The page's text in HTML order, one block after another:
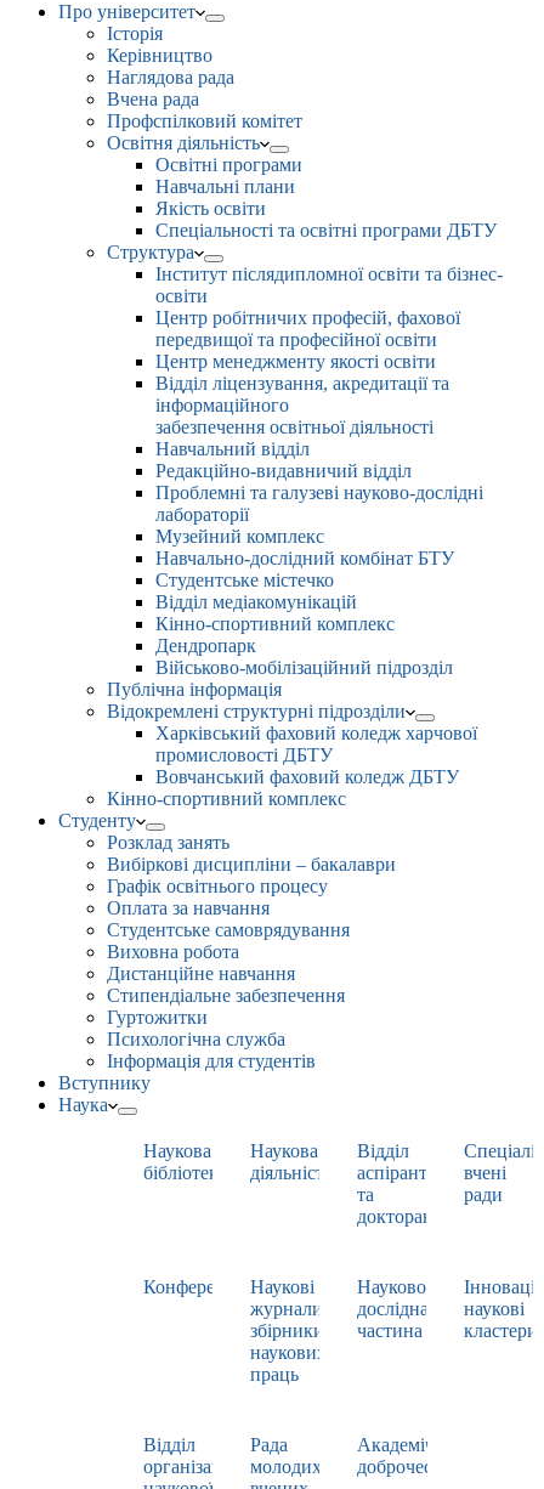
Про університет
Історія
Керівництво
Наглядова рада
Вчена рада
Профспілковий комітет
Освітня діяльність
Освітні програми
Навчальні плани
Якість освіти
Спеціальності та освітні програми ДБТУ
Структура
Інститут післядипломної освіти та бізнес-
освіти
Центр робітничих професій, фахової
передвищої та професійної освіти
Центр менеджменту якості освіти
Відділ ліцензування, акредитації та
інформаційного
забезпечення освітньої діяльності
Навчальний відділ
Редакційно-видавничий відділ
Проблемні та галузеві науково-дослідні
лабораторії
Музейний комплекс
Навчально-дослідний комбінат БТУ
Студентське містечко
Відділ медіакомунікацій
Кінно-спортивний комплекс
Дендропарк
Військово-мобілізаційний підрозділ
Публічна інформація
Відокремлені структурні підрозділи
Харківський фаховий коледж харчової
промисловості ДБТУ
Вовчанський фаховий коледж ДБТУ
Кінно-спортивний комплекс
Студенту
Розклад занять
Вибіркові дисципліни – бакалаври
Графік освітнього процесу
Оплата за навчання
Студентське самоврядування
Виховна робота
Дистанційне навчання
Стипендіальне забезпечення
Гуртожитки
Психологічна служба
Інформація для студентів
Вступнику
Наука
Наукова
бібліотека
Наукова
діяльність
Відділ
аспірантури
та
докторантури
вчені
ради
Конференції
Наукові
журнали,
збірники
наукових
праць
Науково-
дослідна
частина
наукові
кластери
Відділ
організації
Рада
молодих
Академічна
доброчесність